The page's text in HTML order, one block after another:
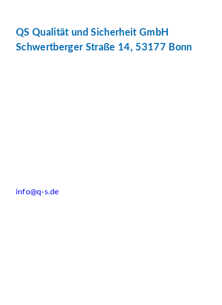
QS Qualität und Sicherheit GmbH
Schwertberger Straße 14, 53177 Bonn
info@q-s.de